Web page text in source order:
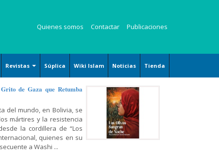
Quienes somos Contactar Publicaciones
Revistas
Revista Kauzar
Revista Zaqalain
Súplica Wiki Islam Noticias Tienda
de Gaza que Retumba
del mundo, en Bolivia, se
mártires y la resistencia
la cordillera de “Los
quienes en su
a Washi ...